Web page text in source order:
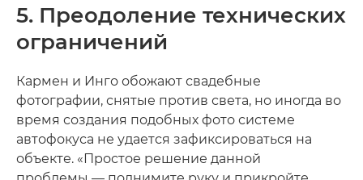
5. Преодоление технических
ограничений
Кармен и Инго обожают свадебные
фотографии, снятые против света, но иногда во
время создания подобных фото системе
автофокуса не удается зафиксироваться на
объекте. «Простое решение данной